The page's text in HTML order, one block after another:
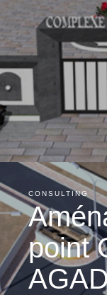
CONSULTING
point